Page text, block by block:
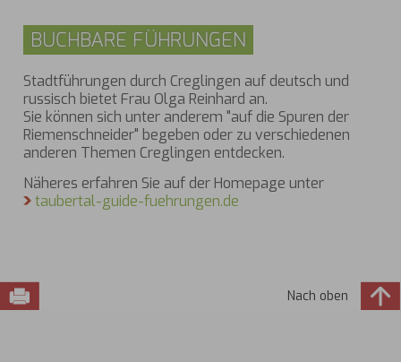
BUCHBARE FÜHRUNGEN
Stadtführungen durch Creglingen auf deutsch und
russisch bietet Frau Olga Reinhard an.
Sie können sich unter anderem "auf die Spuren der
Riemenschneider" begeben oder zu verschiedenen
anderen Themen Creglingen entdecken.
Näheres erfahren Sie auf der Homepage unter
taubertal-guide-fuehrungen.de
Nach oben